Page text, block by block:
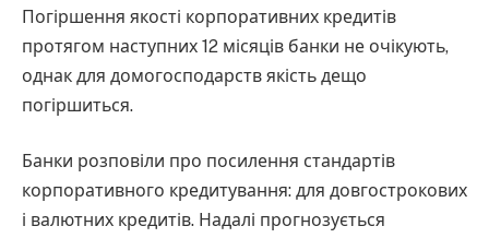
Погіршення якості корпоративних кредитів
протягом наступних 12 місяців банки не очікують,
однак для домогосподарств якість дещо
погіршиться.
Банки розповіли про посилення стандартів
корпоративного кредитування: для довгострокових
і валютних кредитів. Надалі прогнозується